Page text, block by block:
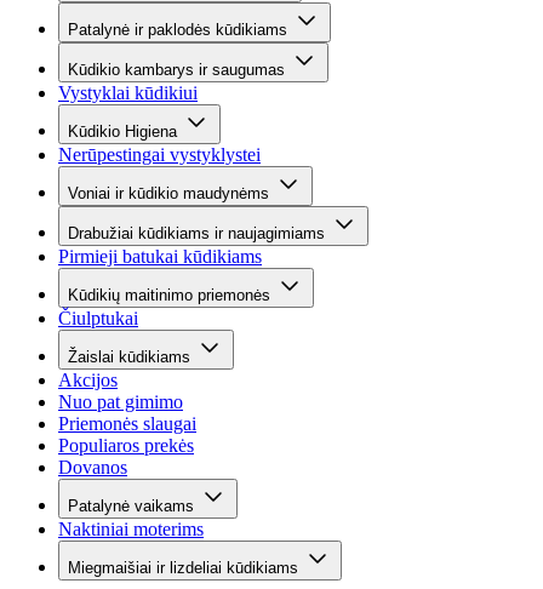
Patalynė ir paklodės kūdikiams
Kūdikio kambarys ir saugumas
Vystyklai kūdikiui
Kūdikio Higiena
Nerūpestingai vystyklystei
Voniai ir kūdikio maudynėms
Drabužiai kūdikiams ir naujagimiams
Pirmieji batukai kūdikiams
Kūdikių maitinimo priemonės
Čiulptukai
Žaislai kūdikiams
Akcijos
Nuo pat gimimo
Priemonės slaugai
Populiaros prekės
Dovanos
Patalynė vaikams
Naktiniai moterims
Miegmaišiai ir lizdeliai kūdikiams